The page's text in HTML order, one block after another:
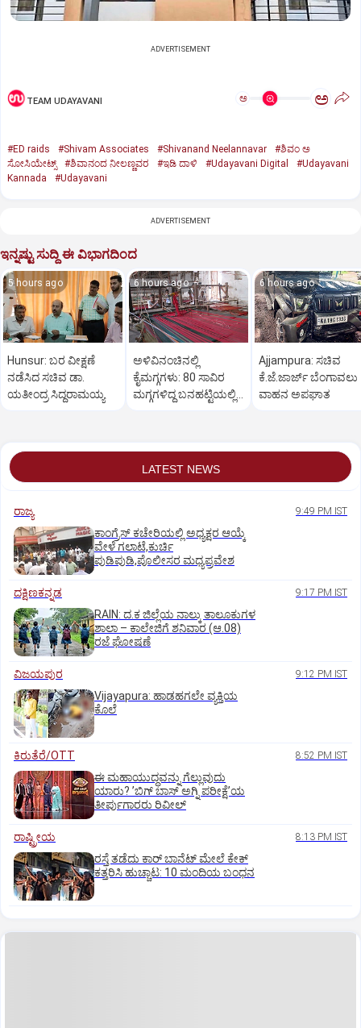
ADVERTISEMENT
TEAM UDAYAVANI ಅ ಅ
#ED raids #Shivam Associates #Shivanand Neelannavar
#ಶಿವಂ ಅ
ಸೋಸಿಯೇಟ್ಸ್
#ಶಿವಾನಂದ ನೀಲಣ್ಣವರ #ಇಡಿ ದಾಳಿ #Udayavani Digital
#Udayavani
Kannada
#Udayavani
ADVERTISEMENT
ಇನ್ನಷ್ಟು ಸುದ್ದಿ ಈ ವಿಭಾಗದಿಂದ
5 hours ago
Hunsur: ಬರ ವೀಕ್ಷಣೆ
ನಡೆಸಿದ ಸಚಿವ ಡಾ.
ಯತೀಂದ್ರ ಸಿದ್ದರಾಮಯ್ಯ
6 hours ago
ಅಳಿವಿನಂಚಿನಲ್ಲಿ
ಕೈಮಗ್ಗಗಳು: 80 ಸಾವಿರ
ಮಗ್ಗಗಳಿದ್ದ ಬನಹಟ್ಟಿಯಲ್ಲಿ
6 hours ago
Ajjampura: ಸಚಿವ
ಕೆ.ಜೆ.ಜಾರ್ಜ್ ಬೆಂಗಾವಲು
ವಾಹನ ಅಪಘಾತ
LATEST NEWS
ರಾಜ್ಯ 9:49 PM IST
ಕಾಂಗ್ರೆಸ್ ಕಚೇರಿಯಲ್ಲಿ ಅಧ್ಯಕ್ಷರ ಆಯ್ಕೆ
ವೇಳೆ ಗಲಾಟೆ,ಕುರ್ಚಿ
ಪುಡಿಪುಡಿ,ಪೊಲೀಸರ ಮಧ್ಯಪ್ರವೇಶ
ದಕ್ಷಿಣಕನ್ನಡ 9:17 PM IST
RAIN: ದ.ಕ ಜಿಲ್ಲೆಯ ನಾಲ್ಕು ತಾಲೂಕುಗಳ
ಶಾಲಾ – ಕಾಲೇಜಿಗೆ ಶನಿವಾರ (ಆ.08)
ರಜೆ ಘೋಷಣೆ
ವಿಜಯಪುರ 9:12 PM IST
Vijayapura: ಹಾಡಹಗಲೇ ವ್ಯಕ್ತಿಯ
ಕೊಲೆ
ಕಿರುತೆರೆ/OTT 8:52 PM IST
ಈ ಮಹಾಯುದ್ಧವನ್ನು ಗೆಲ್ಲುವುದು
ಯಾರು? ʼಬಿಗ್‌ ಬಾಸ್‌ ಅಗ್ನಿ ಪರೀಕ್ಷೆʼಯ
ತೀರ್ಪುಗಾರರು ರಿವೀಲ್
ರಾಷ್ಟ್ರೀಯ 8:13 PM IST
ರಸ್ತೆ ತಡೆದು ಕಾರ್ ಬಾನೆಟ್ ಮೇಲೆ ಕೇಕ್
ಕತ್ತರಿಸಿ ಹುಚ್ಚಾಟ: 10 ಮಂದಿಯ ಬಂಧನ